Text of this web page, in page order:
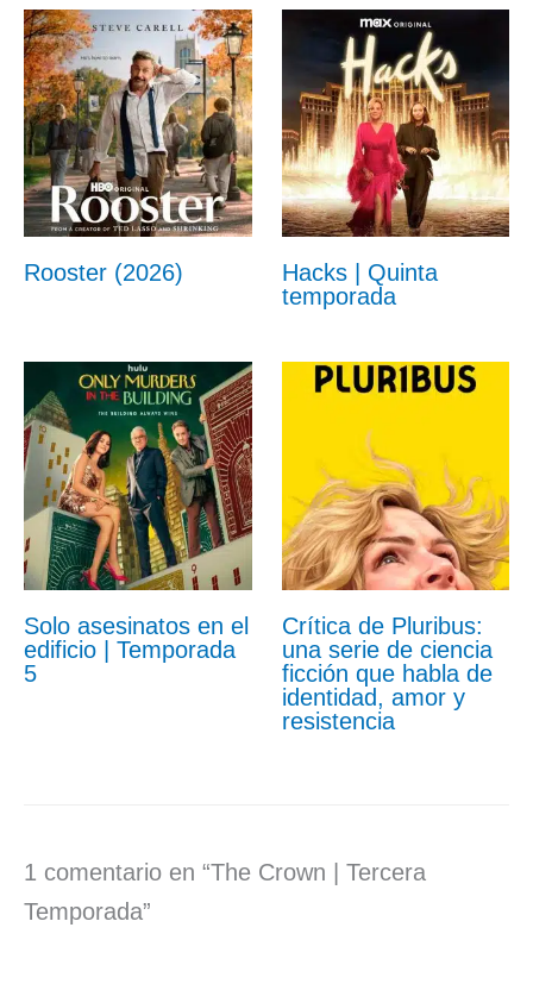
Rooster (2026)
Hacks | Quinta
temporada
Solo asesinatos en el
edificio | Temporada
5
Crítica de Pluribus:
una serie de ciencia
ficción que habla de
identidad, amor y
resistencia
1 comentario en “The Crown | Tercera
Temporada”